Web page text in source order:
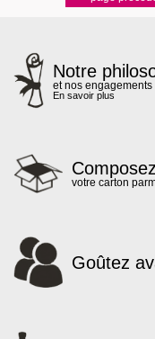
Notre
et nos engagements
En savoir plus
Composez
votre carton
Goûtez